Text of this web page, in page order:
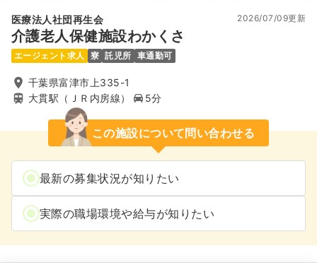
医療法人社団再生会
介護老人保健施設わかくさ
2026/07/09更新
エージェント求人 寮 託児所 車通勤可
千葉県富津市上335-1
大貫駅（ＪＲ内房線）
5分
この施設について問い合わせる
最新の募集状況が知りたい
実際の職場環境や給与が知りたい